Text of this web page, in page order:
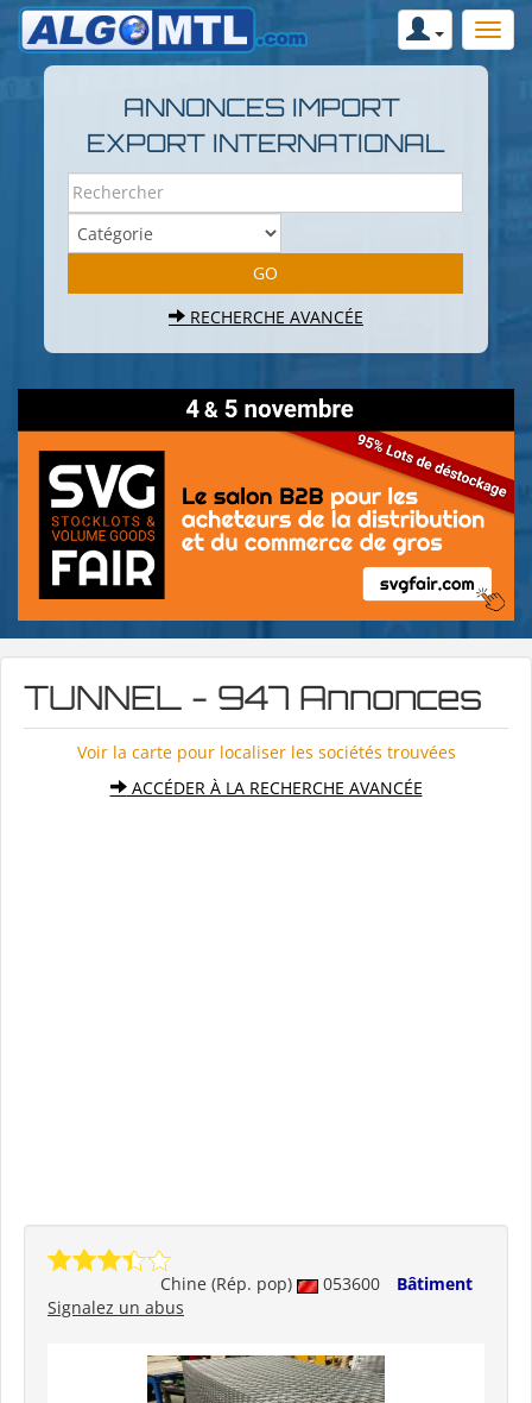
ANNONCES IMPORT
EXPORT INTERNATIONAL
RECHERCHE AVANCÉE
TUNNEL - 947 Annonces
Voir la carte pour localiser les sociétés trouvées
ACCÉDER À LA RECHERCHE AVANCÉE
Chine (Rép. pop) 053600
Bâtiment
Signalez un abus